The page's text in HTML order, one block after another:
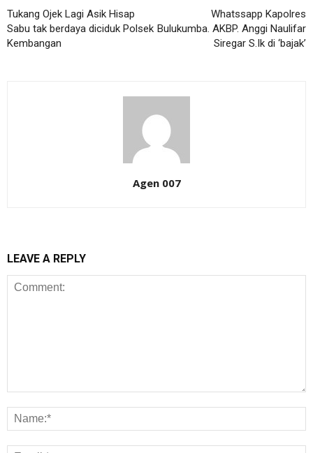
Tukang Ojek Lagi Asik Hisap
Sabu tak berdaya diciduk Polsek
Kembangan
Whatssapp Kapolres
Bulukumba. AKBP. Anggi Naulifar
Siregar S.Ik di ‘bajak’
Agen 007
LEAVE A REPLY